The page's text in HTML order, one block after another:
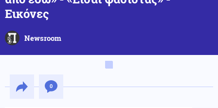
Εικόνες
Newsroom
0